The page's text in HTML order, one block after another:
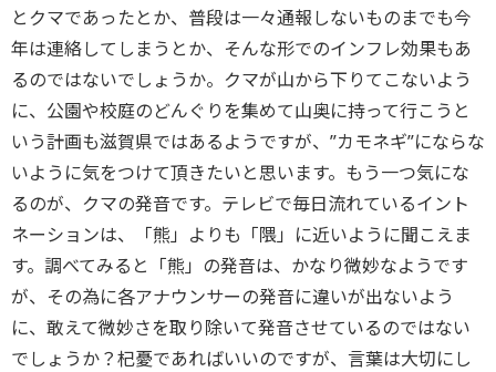
とクマであったとか、普段は一々通報しないものまでも今
年は連絡してしまうとか、そんな形でのインフレ効果もあ
るのではないでしょうか。クマが山から下りてこないよう
に、公園や校庭のどんぐりを集めて山奥に持って行こうと
いう計画も滋賀県ではあるようですが、”カモネギ”にならな
いように気をつけて頂きたいと思います。もう一つ気にな
るのが、クマの発音です。テレビで毎日流れているイント
ネーションは、「熊」よりも「隈」に近いように聞こえま
す。調べてみると「熊」の発音は、かなり微妙なようです
が、その為に各アナウンサーの発音に違いが出ないよう
に、敢えて微妙さを取り除いて発音させているのではない
でしょうか？杞憂であればいいのですが、言葉は大切にし